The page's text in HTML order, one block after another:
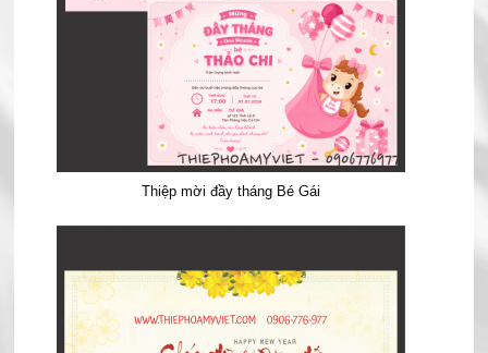
Thiệp mời đầy tháng Bé Gái